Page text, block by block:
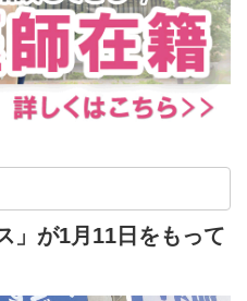
」が1月11日をもって